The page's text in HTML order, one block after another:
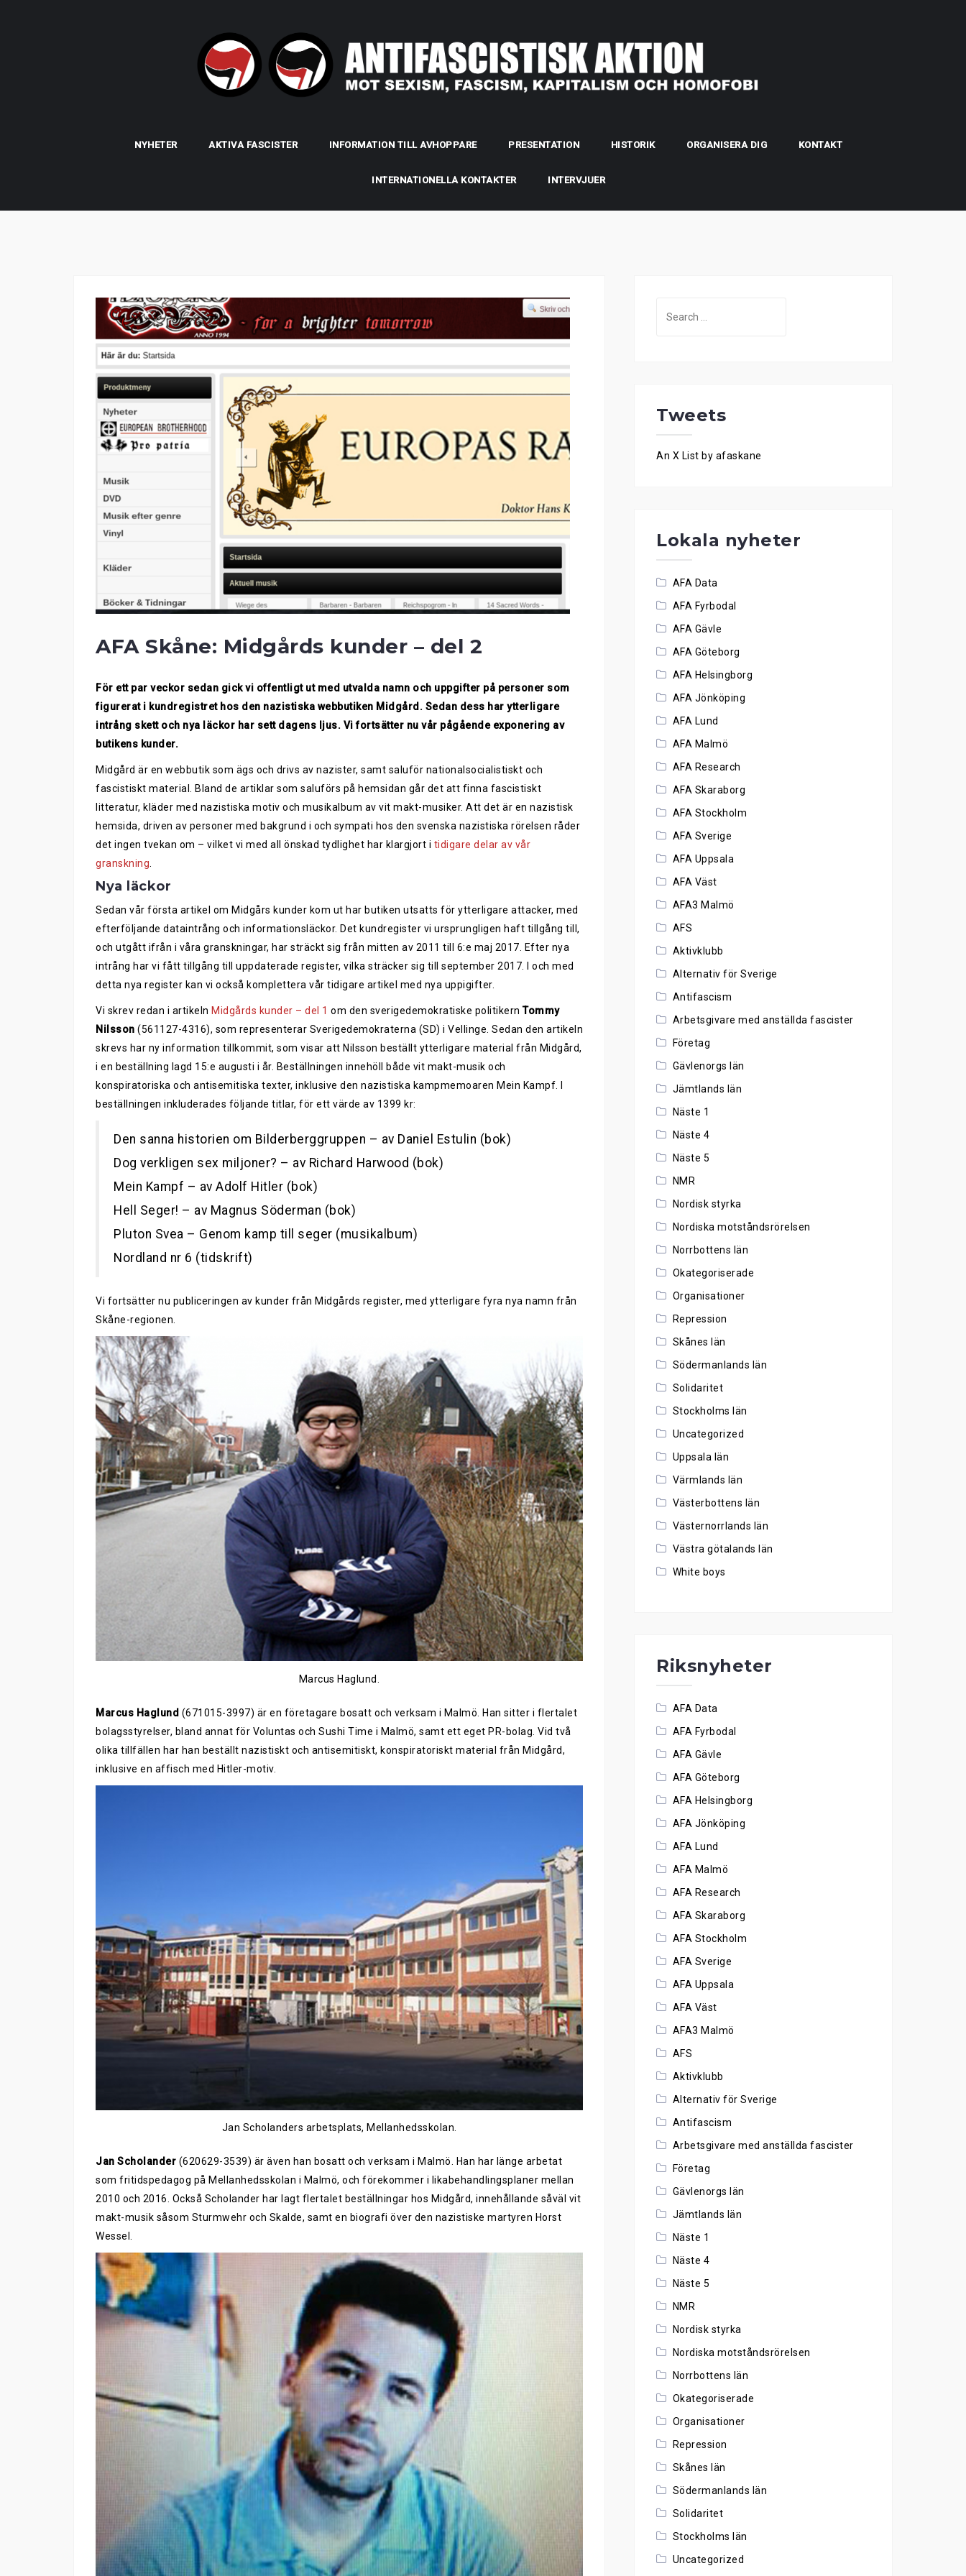
NYHETER AKTIVA FASCISTER INFORMATION TILL AVHOPPARE PRESENTATION HISTORIK ORGANISERA DIG KONTAKT
INTERNATIONELLA KONTAKTER INTERVJUER
AFA Skåne: Midgårds kunder – del 2
För ett par veckor sedan gick vi offentligt ut med utvalda namn och uppgifter på personer som
figurerat i kundregistret hos den nazistiska webbutiken Midgård. Sedan dess har ytterligare
intrång skett och nya läckor har sett dagens ljus. Vi fortsätter nu vår pågående exponering av
butikens kunder.
Midgård är en webbutik som ägs och drivs av nazister, samt saluför nationalsocialistiskt och
fascistiskt material. Bland de artiklar som saluförs på hemsidan går det att finna fascistiskt
litteratur, kläder med nazistiska motiv och musikalbum av vit makt-musiker. Att det är en nazistisk
hemsida, driven av personer med bakgrund i och sympati hos den svenska nazistiska rörelsen råder
det ingen tvekan om – vilket vi med all önskad tydlighet har klargjort i tidigare delar av vår
granskning
Nya läckor
Sedan vår första artikel om Midgårs kunder kom ut har butiken utsatts för ytterligare attacker, med
efterföljande dataintrång och informationsläckor. Det kundregister vi ursprungligen haft tillgång till,
och utgått ifrån i våra granskningar, har sträckt sig från mitten av 2011 till 6:e maj 2017. Efter nya
intrång har vi fått tillgång till uppdaterade register, vilka sträcker sig till september 2017. I och med
detta nya register kan vi också komplettera vår tidigare artikel med nya uppigifter.
Vi skrev redan i artikeln Midgårds kunder – del 1 om den sverigedemokratiske politikernTommy
Nilsson (561127-4316), som representerar Sverigedemokraterna (SD) i Vellinge. Sedan den artikeln
skrevs har ny information tillkommit, som visar att Nilsson beställt ytterligare material från Midgård,
i en beställning lagd 15:e augusti i år. Beställningen innehöll både vit makt-musik och
konspiratoriska och antisemitiska texter, inklusive den nazistiska kampmemoaren Mein Kampf. I
beställningen inkluderades följande titlar, för ett värde av 1399 kr:
Den sanna historien om Bilderberggruppen – av Daniel Estulin (bok)
Dog verkligen sex miljoner? – av Richard Harwood (bok)
Mein Kampf – av Adolf Hitler (bok)
Hell Seger! – av Magnus Söderman (bok)
Pluton Svea – Genom kamp till seger (musikalbum)
Nordland nr 6 (tidskrift)
Vi fortsätter nu publiceringen av kunder från Midgårds register, med ytterligare fyra nya namn från
Skåne-regionen.
Marcus Haglund.
Marcus Haglund (671015-3997) är en företagare bosatt och verksam i Malmö. Han sitter i flertalet
bolagsstyrelser, bland annat för Voluntas och Sushi Time i Malmö, samt ett eget PR-bolag. Vid två
olika tillfällen har han beställt nazistiskt och antisemitiskt, konspiratoriskt material från Midgård,
inklusive en affisch med Hitler-motiv.
Jan Scholanders arbetsplats, Mellanhedsskolan.
Jan Scholander (620629-3539) är även han bosatt och verksam i Malmö. Han har länge arbetat
som fritidspedagog på Mellanhedsskolan i Malmö, och förekommer i likabehandlingsplaner mellan
2010 och 2016. Också Scholander har lagt flertalet beställningar hos Midgård, innehållande såväl vit
makt-musik såsom Sturmwehr och Skalde, samt en biografi över den nazistiske martyren Horst
Wessel.
Tweets
An X List by afaskane
Lokala nyheter
AFA Data
AFA Fyrbodal
AFA Gävle
AFA Göteborg
AFA Helsingborg
AFA Jönköping
AFA Lund
AFA Malmö
AFA Research
AFA Skaraborg
AFA Stockholm
AFA Sverige
AFA Uppsala
AFA Väst
AFA3 Malmö
AFS
Aktivklubb
Alternativ för Sverige
Antifascism
Arbetsgivare med anställda fascister
Företag
Gävlenorgs län
Jämtlands län
Näste 1
Näste 4
Näste 5
NMR
Nordisk styrka
Nordiska motståndsrörelsen
Norrbottens län
Okategoriserade
Organisationer
Repression
Skånes län
Södermanlands län
Solidaritet
Stockholms län
Uncategorized
Uppsala län
Värmlands län
Västerbottens län
Västernorrlands län
Västra götalands län
White boys
Riksnyheter
AFA Data
AFA Fyrbodal
AFA Gävle
AFA Göteborg
AFA Helsingborg
AFA Jönköping
AFA Lund
AFA Malmö
AFA Research
AFA Skaraborg
AFA Stockholm
AFA Sverige
AFA Uppsala
AFA Väst
AFA3 Malmö
AFS
Aktivklubb
Alternativ för Sverige
Antifascism
Arbetsgivare med anställda fascister
Företag
Gävlenorgs län
Jämtlands län
Näste 1
Näste 4
Näste 5
NMR
Nordisk styrka
Nordiska motståndsrörelsen
Norrbottens län
Okategoriserade
Organisationer
Repression
Skånes län
Södermanlands län
Solidaritet
Stockholms län
Uncategorized